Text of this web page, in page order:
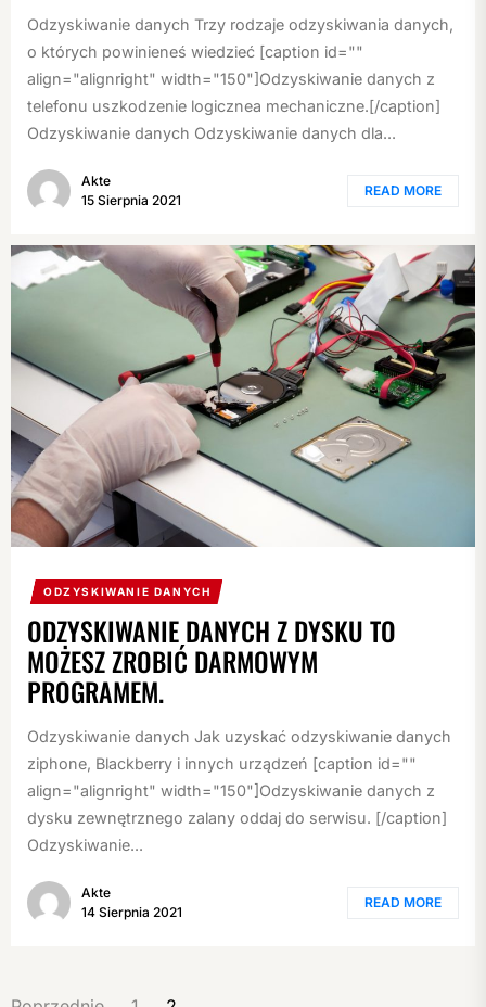
Odzyskiwanie danych Trzy rodzaje odzyskiwania danych,
o których powinieneś wiedzieć [caption id=""
align="alignright" width="150"]Odzyskiwanie danych z
telefonu uszkodzenie logicznea mechaniczne.[/caption]
Odzyskiwanie danych Odzyskiwanie danych dla...
Akte
15 Sierpnia 2021
READ MORE
ODZYSKIWANIE DANYCH
ODZYSKIWANIE DANYCH Z DYSKU TO
MOŻESZ ZROBIĆ DARMOWYM
PROGRAMEM.
Odzyskiwanie danych Jak uzyskać odzyskiwanie danych
ziphone, Blackberry i innych urządzeń [caption id=""
align="alignright" width="150"]Odzyskiwanie danych z
dysku zewnętrznego zalany oddaj do serwisu. [/caption]
Odzyskiwanie...
Akte
14 Sierpnia 2021
READ MORE